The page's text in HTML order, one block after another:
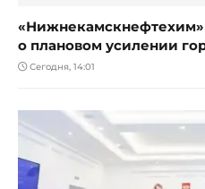
о плановом усилении
Сегодня, 14:01